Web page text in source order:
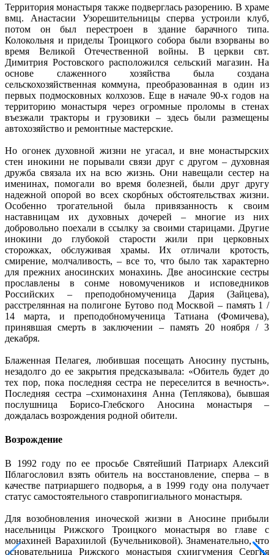
Территория монастыря также подверглась разорению. В храме
вмц. Анастасии Узорешительницы сперва устроили клуб,
потом он был перестроен в здание барачного типа.
Колокольня и приделы Троицкого собора были взорваны во
время Великой Отечественной войны. В церкви свт.
Димитрия Ростовского расположился сельский магазин. На
основе слаженного хозяйства была создана
сельскохозяйственная коммуна, преобразованная в один из
первых подмосковных колхозов. Еще в начале 90-х годов на
территорию монастыря через огромные проломы в стенах
въезжали тракторы и грузовики – здесь были размещены
автохозяйство и ремонтные мастерские.
Но огонек духовной жизни не угасал, и вне монастырских
стен инокини не порывали связи друг с другом – духовная
дружба связала их на всю жизнь. Они навещали сестер на
именинах, помогали во время болезней, были друг другу
надежной опорой во всех скорбных обстоятельствах жизни.
Особенно трогательной была привязанность к своим
наставницам их духовных дочерей – многие из них
добровольно поехали в ссылку за своими старицами. Другие
инокини до глубокой старости жили при церковных
сторожках, обслуживая храмы. Их отличали кротость,
смирение, молчаливость, – все то, что было так характерно
для прежних аносинских монахинь. Две аносинские сестры
прославлены в сонме новомучеников и исповедников
Российских – преподобномученица Дария (Зайцева),
расстрелянная на полигоне Бутово под Москвой – память 1 /
14 марта, и преподобномученица Татиана (Фомичева),
принявшая смерть в заключении – память 20 ноября / 3
декабря.
Блаженная Пелагея, любившая посещать Аносину пустынь,
незадолго до ее закрытия предсказывала: «Обитель будет до
тех пор, пока последняя сестра не переселится в вечность».
Последняя сестра –схимонахиня Анна (Теплякова), бывшая
послушница Борисо-Глебского Аносина монастыря –
дождалась возрождения родной обители.
Возрождение
В 1992 году по ее просьбе Святейший Патриарх Алексий
IIблагословил взять обитель на восстановление, сперва – в
качестве патриаршего подворья, а в 1999 году она получает
статус самостоятельного ставропигиального монастыря.
Для возобновления иноческой жизни в Аносине прибыли
насельницы Рижского Троицкого монастыря во главе с
монахиней Варахиилой (Бучельниковой). Знаменательно, что
основательница Рижского монастыря схиигумения Сергия